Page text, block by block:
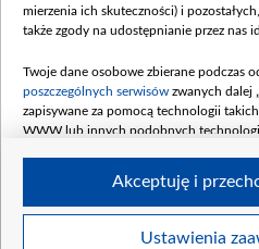
mierzenia ich skuteczności) i
także zgody na udostępnianie przez nas
Twoje dane osobowe zbierane podczas
poszczególnych serwisów zwanych dalej
zapisywane za pomocą technologii
WWW lub innych podobnych
Twoje dane osobowe zbierane podczas
Ustawienia
Akceptuję i